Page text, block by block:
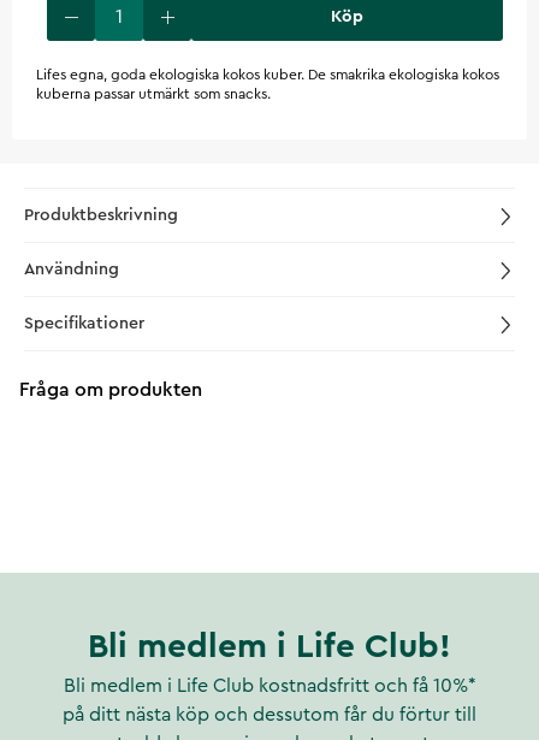
Köp
Lifes egna, goda ekologiska kokos kuber. De smakrika ekologiska kokos
kuberna passar utmärkt som snacks.
Produktbeskrivning
Användning
Specifikationer
Fråga om produkten
Bli medlem i Life Club!
Bli medlem i Life Club kostnadsfritt och få 10%*
på ditt nästa köp och dessutom får du förtur till